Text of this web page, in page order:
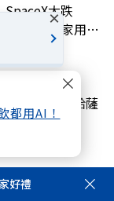
都用AI！
大跌
支宣布獨家用輝
人事地震！哈薩
？
好禮
×